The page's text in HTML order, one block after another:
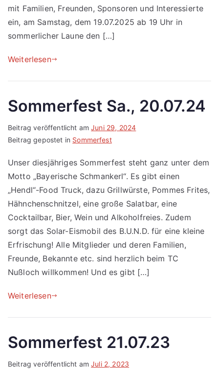
mit Familien, Freunden, Sponsoren und Interessierte
ein, am Samstag, dem 19.07.2025 ab 19 Uhr in
sommerlicher Laune den […]
Weiterlesen
Sommerfest Sa., 20.07.24
Beitrag veröffentlicht amJuni 29, 2024
Beitrag gepostet in Sommerfest
Unser diesjähriges Sommerfest steht ganz unter dem
Motto „Bayerische Schmankerl“. Es gibt einen
„Hendl“-Food Truck, dazu Grillwürste, Pommes Frites,
Hähnchenschnitzel, eine große Salatbar, eine
Cocktailbar, Bier, Wein und Alkoholfreies. Zudem
sorgt das Solar-Eismobil des B.U.N.D. für eine kleine
Erfrischung! Alle Mitglieder und deren Familien,
Freunde, Bekannte etc. sind herzlich beim TC
Nußloch willkommen! Und es gibt […]
Weiterlesen
Sommerfest 21.07.23
Beitrag veröffentlicht amJuli 2, 2023